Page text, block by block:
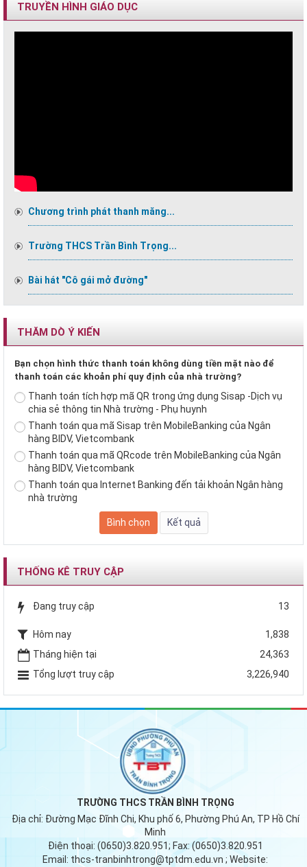
TRUYỀN HÌNH GIÁO DỤC
Chương trình phát thanh măng...
Trường THCS Trần Bình Trọng...
Bài hát "Cô gái mở đường"
THĂM DÒ Ý KIẾN
Bạn chọn hình thức thanh toán không dùng tiền mặt nào để
thanh toán các khoản phí quy định của nhà trường?
Thanh toán tích hợp mã QR trong ứng dụng Sisap -Dịch vụ
chia sẻ thông tin Nhà trường - Phụ huynh
Thanh toán qua mã Sisap trên MobileBanking của Ngân
hàng BIDV, Vietcombank
Thanh toán qua mã QRcode trên MobileBanking của Ngân
hàng BIDV, Vietcombank
Thanh toán qua Internet Banking đến tải khoản Ngân hàng
nhà trường
THỐNG KÊ TRUY CẬP
Đang truy cập 13
Hôm nay
1,838
Tháng hiện tại
24,363
Tổng lượt truy cập
3,226,940
TRƯỜNG THCS TRẦN BÌNH TRỌNG
Địa chỉ: Đường Mạc Đĩnh Chi, Khu phố 6, Phường Phú An, TP Hồ Chí
Minh
Điện thoại: (0650)3.820.951; Fax: (0650)3.820.951
Email: thcs-tranbinhtrong@tptdm.edu.vn ; Website: